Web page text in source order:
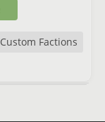
Custom Factions